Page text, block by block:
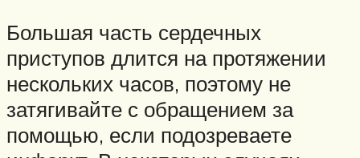
Большая часть сердечных
приступов длится на протяжении
нескольких часов, поэтому не
затягивайте с обращением за
помощью, если подозреваете